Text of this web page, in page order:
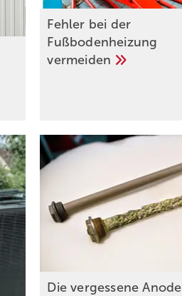
Fehler bei der
Fußbodenheizung
vermeiden
Die verg esseneAnode